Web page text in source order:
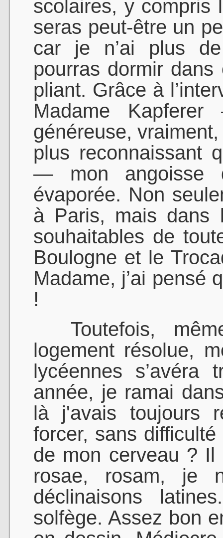
scolaires, y compris
seras peut-être un
car je n’ai plus
pourras dormir
pliant. Grâce à
Madame
généreuse,
plus reconnaissant
— mon angoisse
évaporée. Non
à Paris, mais dans
souhaitables de
Boulogne et le
Madame, j’ai
!
Toutefois,
logement résolue,
lycéennes s’avéra
année, je ramai
là j'avais toujours
forcer, sans
de mon cerveau ?
rosae, rosam, je
déclinaisons
solfège. Assez bon